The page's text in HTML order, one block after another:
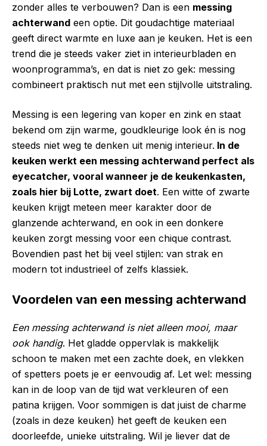
zonder alles te verbouwen? Dan is een messing
achterwand een optie. Dit goudachtige materiaal
geeft direct warmte en luxe aan je keuken. Het is een
trend die je steeds vaker ziet in interieurbladen en
woonprogramma’s, en dat is niet zo gek: messing
combineert praktisch nut met een stijlvolle uitstraling.
Messing is een legering van koper en zink en staat
bekend om zijn warme, goudkleurige look én is nog
steeds niet weg te denken uit menig interieur. In de
keuken werkt een messing achterwand perfect als
eyecatcher, vooral wanneer je de keukenkasten,
zoals hier bij Lotte, zwart doet. Een witte of zwarte
keuken krijgt meteen meer karakter door de
glanzende achterwand, en ook in een donkere
keuken zorgt messing voor een chique contrast.
Bovendien past het bij veel stijlen: van strak en
modern tot industrieel of zelfs klassiek.
Voordelen van een messing achterwand
Een messing achterwand is niet alleen mooi, maar
ook handig. Het gladde oppervlak is makkelijk
schoon te maken met een zachte doek, en vlekken
of spetters poets je er eenvoudig af. Let wel: messing
kan in de loop van de tijd wat verkleuren of een
patina krijgen. Voor sommigen is dat juist de charme
(zoals in deze keuken) het geeft de keuken een
doorleefde, unieke uitstraling. Wil je liever dat de